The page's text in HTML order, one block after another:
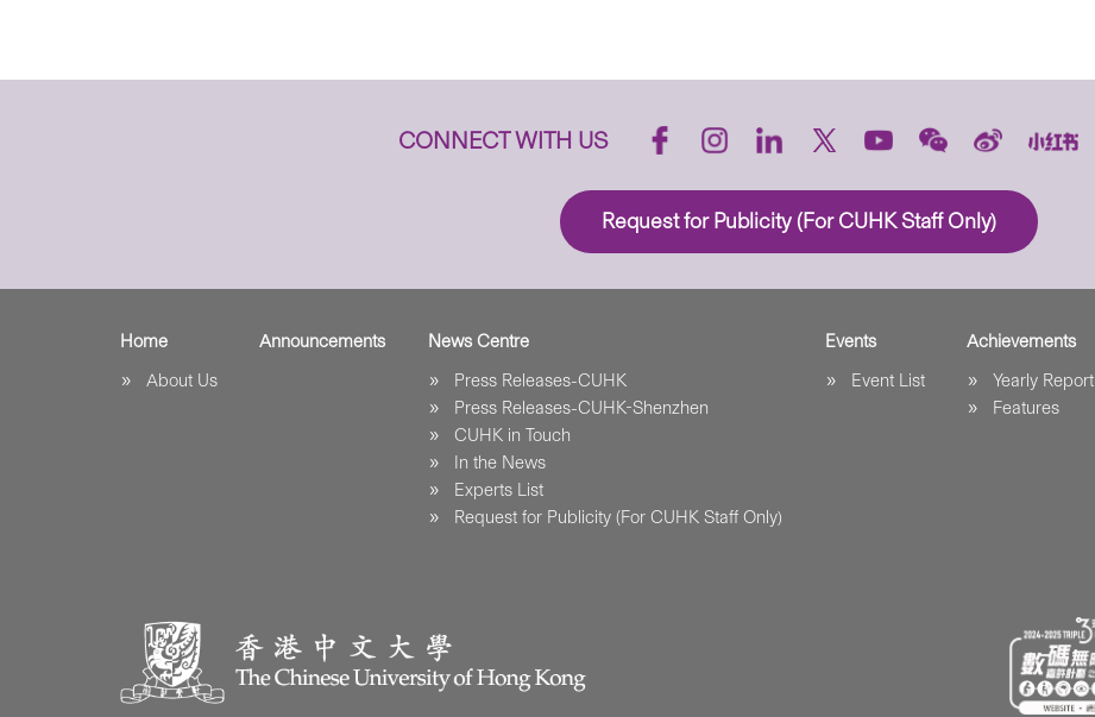
CONNECT WITH US
Request for Publicity (For CUHK Staff Only)
Home
About Us
Announcements
News Centre
Press Releases-CUHK
Press Releases-CUHK-Shenzhen
CUHK in Touch
In the News
Experts List
Request for Publicity (For CUHK Staff Only)
Events
Event List
Achievements
Yearly Report
Features